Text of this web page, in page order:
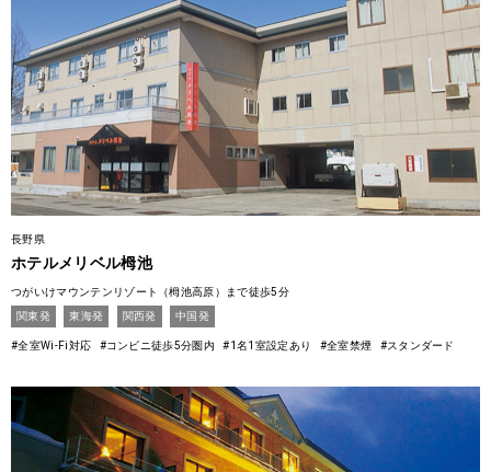
長野県
ホテルメリベル栂池
つがいけマウンテンリゾート（栂池高原）まで徒歩5分
関東発
東海発 関西発 中国発
#全室Wi-Fi対応 #コンビニ徒歩5分圏内 #1名1室設定あり #全室禁煙 #スタンダード